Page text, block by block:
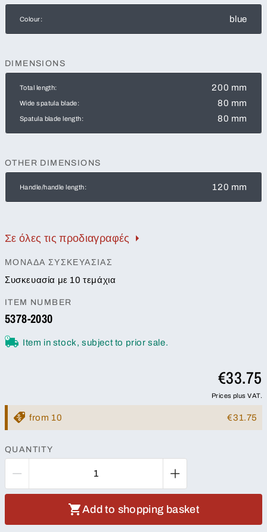
Colour: blue
DIMENSIONS
Total length: 200 mm
Wide spatula blade: 80 mm
Spatula blade length: 80 mm
OTHER DIMENSIONS
Handle/handle length: 120 mm
Σε όλες τις προδιαγραφές
ΜΟΝΆΔΑ ΣΥΣΚΕΥΑΣΊΑΣ
Συσκευασία με 10 τεμάχια
ITEM NUMBER
5378-2030
Item in stock, subject to prior sale.
€33.75
Prices plus VAT.
from 10 €31.75
QUANTITY
Add to shopping basket